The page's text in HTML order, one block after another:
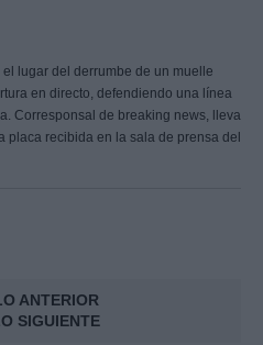
lugar del derrumbe de un muelle
en directo, defendiendo una línea
Corresponsal de breaking news, lleva
placa recibida en la sala de prensa del
ANTERIOR
SIGUIENTE